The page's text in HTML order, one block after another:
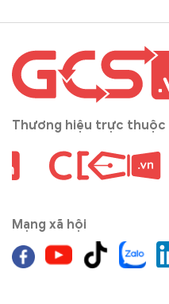
Thương hiệu trực thuộc
Mạng xã hội